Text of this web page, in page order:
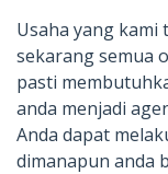
Usaha yang
sekarang semua
pasti
anda menjadi
Anda dapat
dimanapun anda